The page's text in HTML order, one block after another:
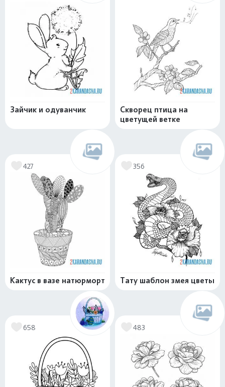
Зайчик и одуванчик
Скворец птица на
цветущей ветке
427
Кактус в вазе натюрморт
356
Тату шаблон змея цветы
658 483